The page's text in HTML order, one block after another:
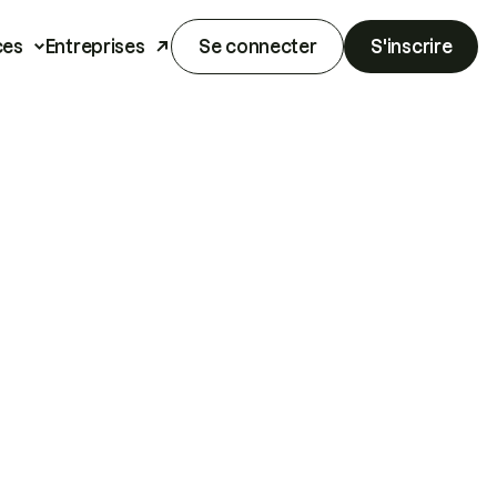
Entreprises Se connecter S'inscrire